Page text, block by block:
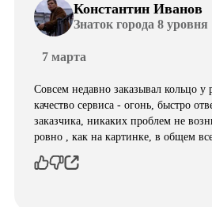
Константин Иванов
Знаток города 8 уровня
7 марта
Совсем недавно заказывал кольцо у
качество сервиса - огонь, быстро
заказчика, никаких проблем не
ровно , как на картинке, в общем